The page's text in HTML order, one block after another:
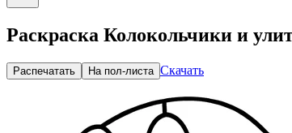
Раскраска Колокольчики и
Распечатать На пол-листа Скачать